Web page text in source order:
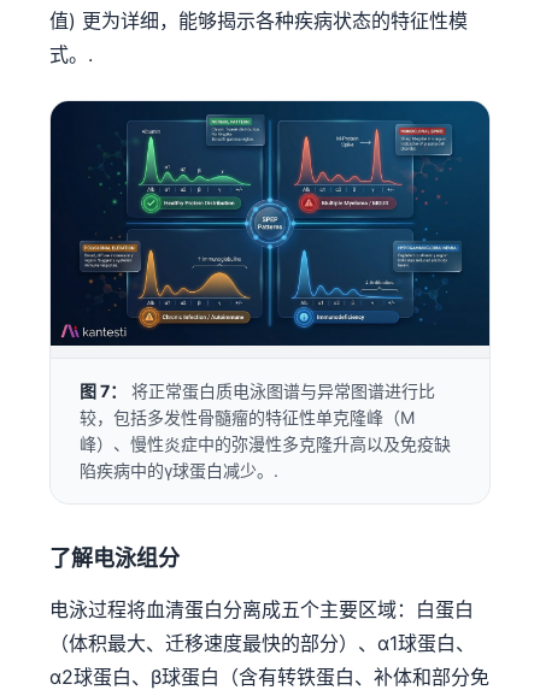
值) 更为详细，能够揭示各种疾病状态的特征性模
式。.
图 7：
将正常蛋白质电泳图谱与异常图谱进行比
较，包括多发性骨髓瘤的特征性单克隆峰（M
峰）、慢性炎症中的弥漫性多克隆升高以及免疫缺
陷疾病中的γ球蛋白减少。.
了解电泳组分
电泳过程将血清蛋白分离成五个主要区域：白蛋白
（体积最大、迁移速度最快的部分）、α1球蛋白、
α2球蛋白、β球蛋白（含有转铁蛋白、补体和部分免
മലയാളം
Bahasa Melayu
Tiếng Việt
Tagalog
ဗမာစာ
ភាសាខ្មែរ
Kiswahili
Українська
O‘zbekcha
Català
Қазақ тілі
Suomi
Hrvatski